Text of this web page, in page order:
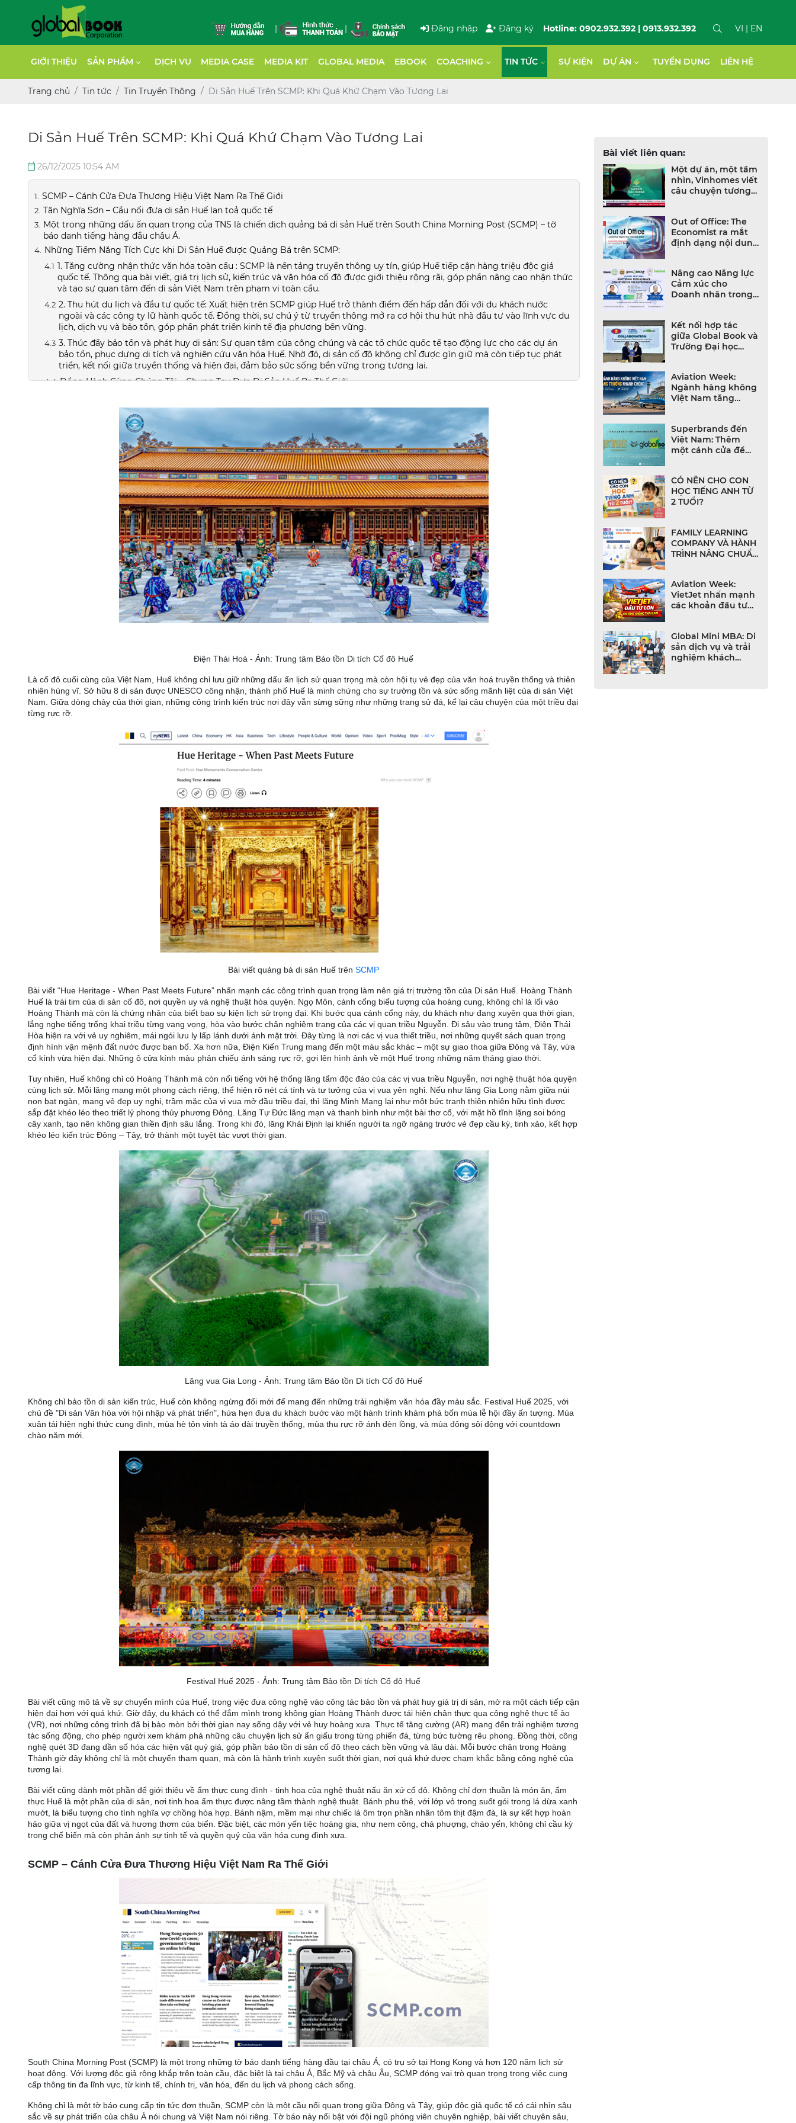
| | Đăng nhập Đăng ký Hotline: 0902.932.392 | 0913.932.392 VI | EN
GIỚI THIỆU SẢN PHẨM DỊCH VỤ MEDIA CASE MEDIA KIT GLOBAL MEDIA EBOOK COACHING TIN TỨC SỰ KIỆN DỰ ÁN TUYỂN DỤNG LIÊN HỆ
Trang chủ Tin tức Tin Truyền Thông Di Sản Huế Trên SCMP: Khi Quá Khứ Chạm Vào Tương Lai
Di Sản Huế Trên SCMP: Khi Quá Khứ Chạm Vào Tương Lai
26/12/2025 10:54 AM
SCMP – Cánh Cửa Đưa Thương Hiệu Việt Nam Ra Thế Giới
Tân Nghĩa Sơn – Cầu nối đưa di sản Huế lan toả quốc tế
Một trong những dấu ấn quan trọng của TNS là chiến dịch quảng bá di sản Huế trên South China Morning Post (SCMP) – tờ
báo danh tiếng hàng đầu châu Á.
Những Tiềm Năng Tích Cực khi Di Sản Huế được Quảng Bá trên SCMP:
1. Tăng cường nhận thức văn hóa toàn cầu : SCMP là nền tảng truyền thông uy tín, giúp Huế tiếp cận hàng triệu độc giả
quốc tế. Thông qua bài viết, giá trị lịch sử, kiến trúc và văn hóa cố đô được giới thiệu rộng rãi, góp phần nâng cao nhận thức
và tạo sự quan tâm đến di sản Việt Nam trên phạm vi toàn cầu.
2. Thu hút du lịch và đầu tư quốc tế: Xuất hiện trên SCMP giúp Huế trở thành điểm đến hấp dẫn đối với du khách nước
ngoài và các công ty lữ hành quốc tế. Đồng thời, sự chú ý từ truyền thông mở ra cơ hội thu hút nhà đầu tư vào lĩnh vực du
lịch, dịch vụ và bảo tồn, góp phần phát triển kinh tế địa phương bền vững.
3. Thúc đẩy bảo tồn và phát huy di sản: Sự quan tâm của công chúng và các tổ chức quốc tế tạo động lực cho các dự án
bảo tồn, phục dựng di tích và nghiên cứu văn hóa Huế. Nhờ đó, di sản cố đô không chỉ được gìn giữ mà còn tiếp tục phát
triển, kết nối giữa truyền thống và hiện đại, đảm bảo sức sống bền vững trong tương lai.
Đồng Hành Cùng Chúng Tôi – Chung Tay Đưa Di Sản Huế Ra Thế Giới
Điện Thái Hoà - Ảnh: Trung tâm Bảo tồn Di tích Cố đô Huế
Là cố đô cuối cùng của Việt Nam, Huế không chỉ lưu giữ những dấu ấn lịch sử quan trọng mà còn hội tụ vẻ đẹp của văn hoá truyền thống và thiên
nhiên hùng vĩ. Sở hữu 8 di sản được UNESCO công nhận, thành phố Huế là minh chứng cho sự trường tồn và sức sống mãnh liệt của di sản Việt
Nam. Giữa dòng chảy của thời gian, những công trình kiến trúc nơi đây vẫn sừng sững như những trang sử đá, kể lại câu chuyện của một triều đại
từng rực rỡ.
Bài viết quảng bá di sản Huế trênSCMP
Bài viết “Hue Heritage - When Past Meets Future” nhấn mạnh các công trình quan trọng làm nên giá trị trường tồn của Di sản Huế. Hoàng Thành
Huế là trái tim của di sản cố đô, nơi quyền uy và nghệ thuật hòa quyện. Ngọ Môn, cánh cổng biểu tượng của hoàng cung, không chỉ là lối vào
Hoàng Thành mà còn là chứng nhân của biết bao sự kiện lịch sử trọng đại. Khi bước qua cánh cổng này, du khách như đang xuyên qua thời gian,
lắng nghe tiếng trống khai triều từng vang vọng, hòa vào bước chân nghiêm trang của các vị quan triều Nguyễn. Đi sâu vào trung tâm, Điện Thái
Hòa hiện ra với vẻ uy nghiêm, mái ngói lưu ly lấp lánh dưới ánh mặt trời. Đây từng là nơi các vị vua thiết triều, nơi những quyết sách quan trọng
định hình vận mệnh đất nước được ban bố. Xa hơn nữa, Điện Kiến Trung mang đến một màu sắc khác – một sự giao thoa giữa Đông và Tây, vừa
cổ kính vừa hiện đại. Những ô cửa kính màu phản chiếu ánh sáng rực rỡ, gợi lên hình ảnh về một Huế trong những năm tháng giao thời.
Tuy nhiên, Huế không chỉ có Hoàng Thành mà còn nổi tiếng với hệ thống lăng tẩm độc đáo của các vị vua triều Nguyễn, nơi nghệ thuật hòa quyện
cùng lịch sử. Mỗi lăng mang một phong cách riêng, thể hiện rõ nét cá tính và tư tưởng của vị vua yên nghỉ. Nếu như lăng Gia Long nằm giữa núi
non bạt ngàn, mang vẻ đẹp uy nghi, trầm mặc của vị vua mở đầu triều đại, thì lăng Minh Mạng lại như một bức tranh thiên nhiên hữu tình được
sắp đặt khéo léo theo triết lý phong thủy phương Đông. Lăng Tự Đức lãng mạn và thanh bình như một bài thơ cổ, với mặt hồ tĩnh lặng soi bóng
cây xanh, tạo nên không gian thiền định sâu lắng. Trong khi đó, lăng Khải Định lại khiến người ta ngỡ ngàng trước vẻ đẹp cầu kỳ, tinh xảo, kết hợp
khéo léo kiến trúc Đông – Tây, trở thành một tuyệt tác vượt thời gian.
Lăng vua Gia Long - Ảnh: Trung tâm Bảo tồn Di tích Cố đô Huế
Không chỉ bảo tồn di sản kiến trúc, Huế còn không ngừng đổi mới để mang đến những trải nghiệm văn hóa đầy màu sắc. Festival Huế 2025, với
chủ đề "Di sản Văn hóa với hội nhập và phát triển", hứa hẹn đưa du khách bước vào một hành trình khám phá bốn mùa lễ hội đầy ấn tượng. Mùa
xuân tái hiện nghi thức cung đình, mùa hè tôn vinh tà áo dài truyền thống, mùa thu rực rỡ ánh đèn lồng, và mùa đông sôi động với countdown
chào năm mới.
Festival Huế 2025 - Ảnh: Trung tâm Bảo tồn Di tích Cố đô Huế
Bài viết cũng mô tả về sự chuyển mình của Huế, trong việc đưa công nghệ vào công tác bảo tồn và phát huy giá trị di sản, mở ra một cách tiếp cận
hiện đại hơn với quá khứ. Giờ đây, du khách có thể đắm mình trong không gian Hoàng Thành được tái hiện chân thực qua công nghệ thực tế ảo
(VR), nơi những công trình đã bị bào mòn bởi thời gian nay sống dậy với vẻ huy hoàng xưa. Thực tế tăng cường (AR) mang đến trải nghiệm tương
tác sống động, cho phép người xem khám phá những câu chuyện lịch sử ẩn giấu trong từng phiến đá, từng bức tường rêu phong. Đồng thời, công
nghệ quét 3D đang dần số hóa các hiện vật quý giá, góp phần bảo tồn di sản cố đô theo cách bền vững và lâu dài. Mỗi bước chân trong Hoàng
Thành giờ đây không chỉ là một chuyến tham quan, mà còn là hành trình xuyên suốt thời gian, nơi quá khứ được chạm khắc bằng công nghệ của
tương lai.
Bài viết cũng dành một phần để giới thiệu về ẩm thực cung đình - tinh hoa của nghệ thuật nấu ăn xứ cố đô. Không chỉ đơn thuần là món ăn, ẩm
thực Huế là một phần của di sản, nơi tinh hoa ẩm thực được nâng tầm thành nghệ thuật. Bánh phu thê, với lớp vỏ trong suốt gói trong lá dừa xanh
mướt, là biểu tượng cho tình nghĩa vợ chồng hòa hợp. Bánh nậm, mềm mại như chiếc lá ôm trọn phần nhân tôm thịt đậm đà, là sự kết hợp hoàn
hảo giữa vị ngọt của đất và hương thơm của biển. Đặc biệt, các món yến tiệc hoàng gia, như nem công, chả phượng, cháo yến, không chỉ cầu kỳ
trong chế biến mà còn phản ánh sự tinh tế và quyền quý của văn hóa cung đình xưa.
SCMP – Cánh Cửa Đưa Thương Hiệu Việt Nam Ra Thế Giới
South China Morning Post (SCMP) là một trong những tờ báo danh tiếng hàng đầu tại châu Á, có trụ sở tại Hong Kong và hơn 120 năm lịch sử
hoạt động. Với lượng độc giả rộng khắp trên toàn cầu, đặc biệt là tại châu Á, Bắc Mỹ và châu Âu, SCMP đóng vai trò quan trọng trong việc cung
cấp thông tin đa lĩnh vực, từ kinh tế, chính trị, văn hóa, đến du lịch và phong cách sống.
Không chỉ là một tờ báo cung cấp tin tức đơn thuần, SCMP còn là một cầu nối quan trọng giữa Đông và Tây, giúp độc giả quốc tế có cái nhìn sâu
sắc về sự phát triển của châu Á nói chung và Việt Nam nói riêng. Tờ báo này nổi bật với đội ngũ phóng viên chuyên nghiệp, bài viết chuyên sâu,
Bài viết liên quan:
Một dự án, một tầm
nhìn, Vinhomes viết
câu chuyện tương
Out of Office: The
Economist ra mắt
định dạng nội dung
Nâng cao Năng lực
Cảm xúc cho
Doanh nhân trong
Kết nối hợp tác
giữa Global Book và
Trường Đại học
Aviation Week:
Ngành hàng không
Việt Nam tăng
bùng nổ
Superbrands đến
Việt Nam: Thêm
một cánh cửa để
CÓ NÊN CHO CON
HỌC TIẾNG ANH TỪ
2 TUỔI?
FAMILY LEARNING
COMPANY VÀ HÀNH
TRÌNH NÂNG CHUẨN
TRƯỜNG VIỆT NAM
Aviation Week:
VietJet nhấn mạnh
các khoản đầu tư
Lan
Global Mini MBA: Di
sản dịch vụ và trải
nghiệm khách